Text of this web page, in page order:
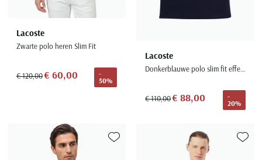
Lacoste
Zwarte polo heren Slim Fit
€ 120,00€ 60,00
-
50%
Lacoste
Donkerblauwe polo slim fit effen katoen
€ 110,00€ 88,00
-
20%
Toevoegen aan favorieten